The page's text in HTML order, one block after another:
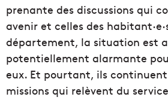
prenante des discussions qui
avenir et celles des
département, la situation est
potentiellement alarmante
eux. Et pourtant, ils
missions qui relèvent du